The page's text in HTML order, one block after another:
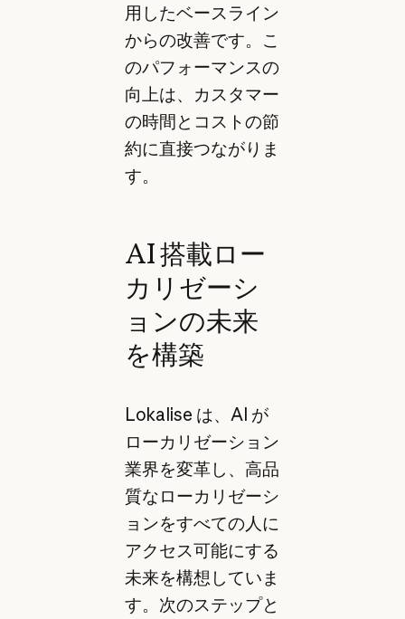
用したベースライン
からの改善です。こ
のパフォーマンスの
向上は、カスタマー
の時間とコストの節
約に直接つながりま
す。
AI 搭載ロー
カリゼーシ
ョンの未来
を構築
Lokalise は、AI が
ローカリゼーション
業界を変革し、高品
質なローカリゼーシ
ョンをすべての人に
アクセス可能にする
未来を構想していま
す。次のステップと